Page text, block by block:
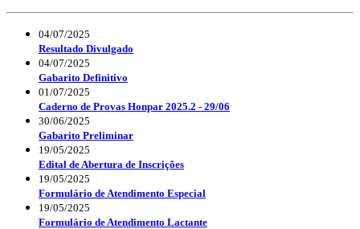
04/07/2025
Resultado Divulgado
04/07/2025
Gabarito Definitivo
01/07/2025
Caderno de Provas Honpar 2025.2 - 29/06
30/06/2025
Gabarito Preliminar
19/05/2025
Edital de Abertura de Inscrições
19/05/2025
Formulário de Atendimento Especial
19/05/2025
Formulário de Atendimento Lactante